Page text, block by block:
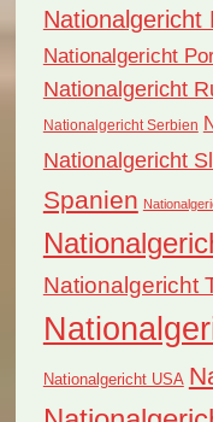
Nationalgericht
Nationalgericht
Nationalgericht
Nationalgericht Serbien
Nationalgericht
Spanien
Nationalgericht
Nationalgericht USA